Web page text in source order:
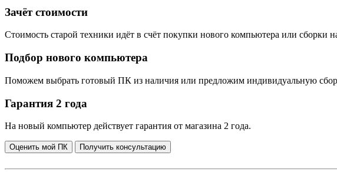
Зачёт стоимости
Стоимость старой техники идёт в счёт покупки нового компьютера или сборки
Подбор нового компьютера
Поможем выбрать готовый ПК из наличия или предложим индивидуальную
Гарантия 2 года
На новый компьютер действует гарантия от магазина 2 года.
Оценить мой ПК Получить консультацию